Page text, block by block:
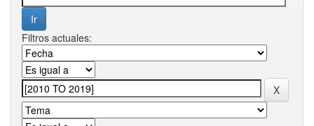
Filtros actuales: